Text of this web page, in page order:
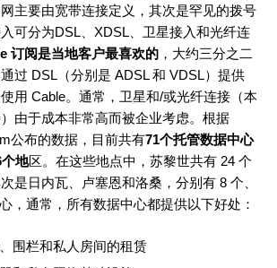
主要由宽带连接定义，其次是罕见的拨号
可分为DSL、XDSL、卫星接入和光纤连
订阅是当地客户最喜欢的 ，大约三分之二
过 DSL（分别是 ADSL 和 VDSL）提供
用 Cable。通常，卫星和/或光纤连接（本
由于成本非常高而被企业考虑。根据
公布的数据，目前共有71个托管数据中心
地区。在这些地点中，苏黎世共有 24 个
是日内瓦、卢塞恩和洛桑，分别有 8 个、
，通常，所有数据中心都提供以下好处：
围栏和私人房间的租赁